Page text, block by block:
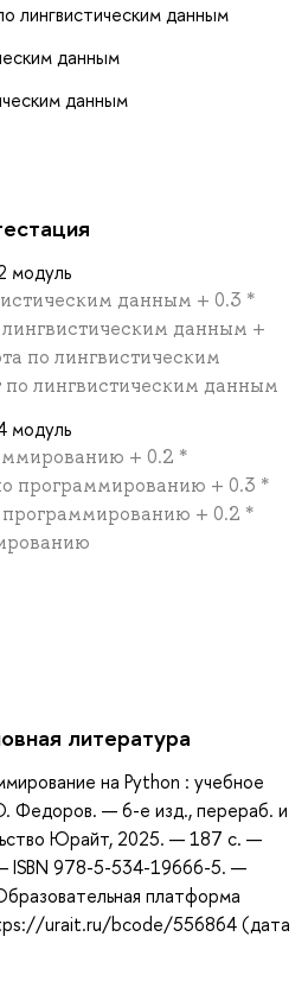
лингвистическим данным
данным
данным
модуль
данным + 0.3 *
данным +
по лингвистическим
лингвистическим данным
модуль
+ 0.2 *
программированию + 0.3 *
+ 0.2 *
литература
на Python : учебное
Федоров. — 6-е изд., перераб. и
Юрайт, 2025. — 187 с. —
ISBN 978-5-534-19666-5. —
платформа
urait.ru/bcode/556864 (дата